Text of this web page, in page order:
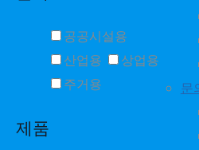
문
공공시설용
산업용
상업용
주거용
제품